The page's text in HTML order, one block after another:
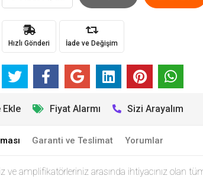
Hızlı Gönderi İade ve Değişim
Fiyat Alarmı Sizi Arayalım
Garanti ve Teslimat Yorumlar
amplifikatörleriniz arasında ihtiyacınız olan